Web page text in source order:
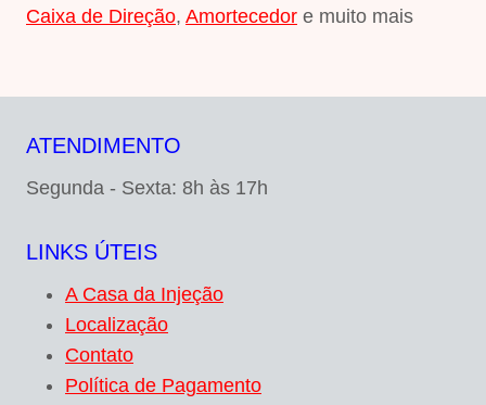
Caixa de Direção, Amortecedor e muito mais
ATENDIMENTO
Segunda - Sexta: 8h às 17h
LINKS ÚTEIS
A Casa da Injeção
Localização
Contato
Política de Pagamento